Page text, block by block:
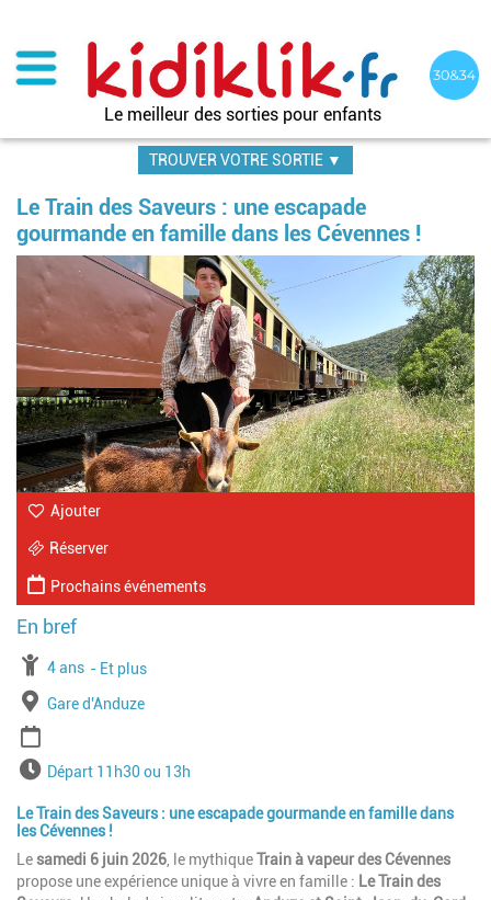
contenu
principal
Le meilleur des sorties pour enfants
TROUVER VOTRE SORTIE ▼
Le Train des Saveurs : une escapade
gourmande en famille dans les Cévennes !
Ajouter
Réserver
Prochains événements
À partir de
4 ans Jusqu'à l'age de
Et plus
Lieu
Gare d'Anduze
HorairesDépart 11h30 ou 13h
Le Train des Saveurs : une escapade gourmande en famille dans
les Cévennes !
Lesamedi 6 juin 2026 , le mythiqueTrain à vapeur des Cévennes
propose une expérience unique à vivre en famille : Le Train des